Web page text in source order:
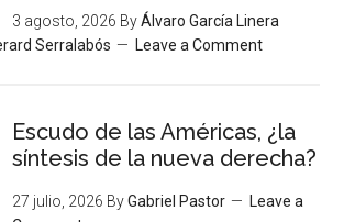
3 agosto, 2026 ByÁlvaro García Linera
Serralabós
Leave a Comment
Escudo de las Américas, ¿la
síntesis de la nueva derecha?
27 julio, 2026 ByGabriel Pastor
Leave a